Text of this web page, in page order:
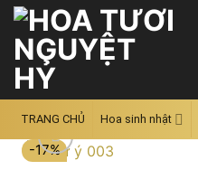
Skip
content
TRANG CHỦ Hoa sinh nhật
-17%